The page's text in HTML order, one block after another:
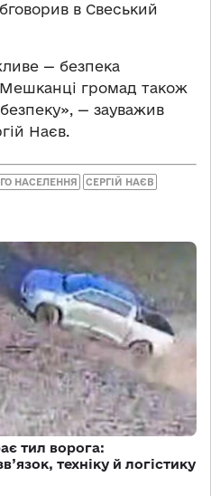
в Свеський
— безпека
громад також
— зауважив
Наєв.
НАСЕЛЕННЯ СЕРГІЙ НАЄВ
тил ворога:
техніку й логістику